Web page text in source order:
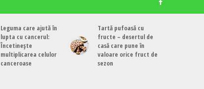
Leguma care ajută în
lupta cu cancerul:
Încetinește
multiplicarea celulor
canceroase
Tartă pufoasă cu
fructe – desertul de
casă care pune în
valoare orice fruct de
sezon